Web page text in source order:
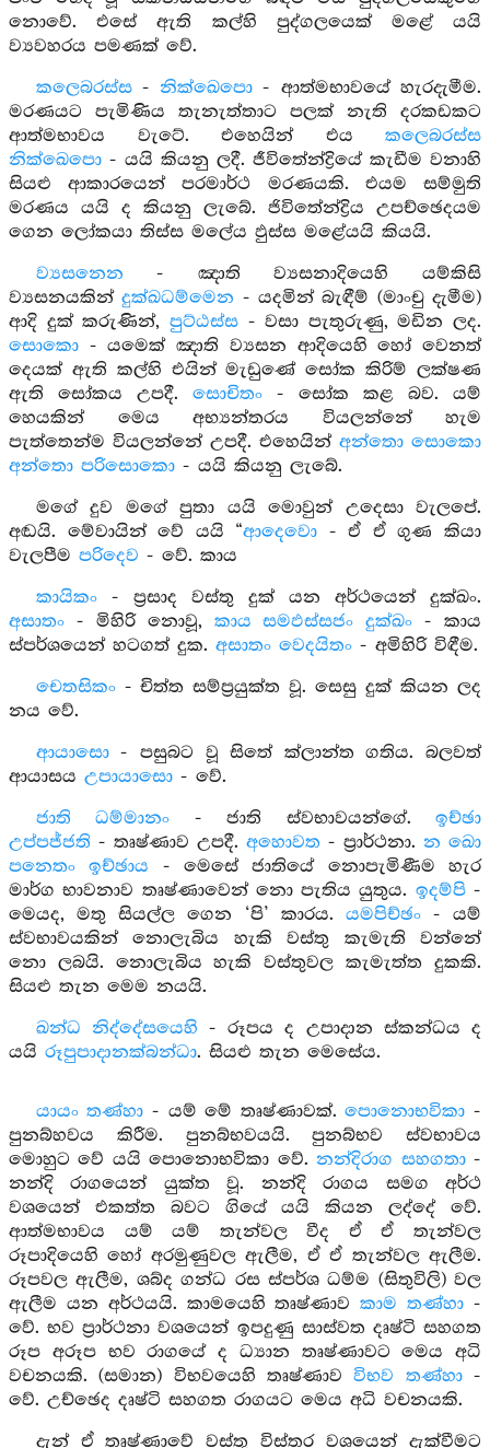
නොවේ. එසේ ඇති කල්හි පුද්ගලයෙක් මළේ යයි
ව්‍යවහරය පමණක් වේ.
කලෙබරස්ස-නික්ඛෙපො - ආත්මභාවයේ හැරදැමීම.
මරණයට පැමිණිය තැනැත්තාට පලක් නැති දරකඩකට
ආත්මභාවය වැටේ. එහෙයින් එය කලෙබරස්ස
නික්ඛෙපො - යයි කියනු ලදී. ජීවිතේන්ද්‍රියේ කැඩීම වනාහි
සියළු ආකාරයෙන් පරමාර්ථ මරණයකි. එයම සම්මුති
මරණය යයි ද කියනු ලැබේ. ජිවිතේන්ද්‍රිය උපච්ඡෙදයම
ගෙන ලෝකයා තිස්ස මලේය ඵුස්ස මළේයයි කියයි.
ව්‍යසනෙන - ඤාති ව්‍යසනාදියෙහි යම්කිසි
ව්‍යසනයකින්දුක්ඛධම්මෙන - යදමින් බැඳීම් (මාංචු දැමීම)
ආදි දුක් කරුණින්, පුට්ඨස්ස- වසා පැතුරුණු, මඩින ලද.
සොකො - යමෙක් ඤාති ව්‍යසන ආදියෙහි හෝ වෙනත්
දෙයක් ඇති කල්හි එයින් මැඩුණේ සෝක කිරිම් ලක්ෂණ
ඇති සෝකය උපදී. සොචිතං - සෝක කළ බව. යම්
හෙයකින් මෙය අභ්‍යන්තරය වියලන්නේ හැම
පැත්තෙන්ම වියලන්නේ උපදී. එහෙයින් අන්තො සොකො
අන්තො පරිසොකො - යයි කියනු ලැබේ.
මගේ දුව මගේ පුතා යයි මොවුන් උදෙසා වැලපේ.
අඬයි. මේවායින් වේ යයි “ආදෙවො - ඒ ඒ ගුණ කියා
වැලපීම පරිදෙව - වේ. කාය
කායිකං- ප්‍රසාද වස්තු දුක් යන අර්ථයෙන් දුක්ඛං.
අසාතං - මිහිරි නොවූ, කාය සමඵස්සජං දුක්ඛං - කාය
ස්පර්ශයෙන් හටගත් දුක. අසාතං වෙදයිතං - අමිහිරි විඳීම.
චෙතසිකං- චිත්ත සම්ප්‍රයුක්ත වූ. සෙසු දුක් කියන ලද
නය වේ.
ආයාසො- පසුබට වූ සිතේ ක්ලාන්ත ගතිය. බලවත්
ආයාසය උපායාසො - වේ.
ජාති ධම්මානං - ජාති ස්වභාවයන්ගේ.ඉච්ඡා
උප්පජ්ජති - තෘෂ්ණාව උපදී. අහොවත - ප්‍රාර්ථනා. න ඛො
පනෙතං ඉච්ඡාය - මෙසේ ජාතියේ නොපැමිණීම හැර
මාර්ග භාවනාව තෘෂ්ණාවෙන් නො පැතිය යුතුය. ඉදම්පි-
මෙයද, මතු සියල්ල ගෙන ‘පි’ කාරය. යමපිච්ඡං- යම්
ස්වභාවයකින් නොලැබිය හැකි වස්තු කැමැති වන්නේ
නො ලබයි. නොලැබිය හැකි වස්තුවල කැමැත්ත දුකකි.
සියළු තැන මෙම නයයි.
ඛන්ධ නිද්දේසයෙහි - රූපය ද උපාදාන ස්කන්ධය ද
යයි රූපුපාදානක්බන්ධා. සියළු තැන මෙසේය.
යායං තණ්හා - යම් මේ තෘෂ්ණාවක්.පොනොභවිකා -
පුනබ්හවය කිරීම. පුනබ්භවයයි. පුනබ්භව ස්වභාවය
මොහුට වේ යයි පොනොභවිකා වේ.නන්දිරාග සහගතා-
නන්දි රාගයෙන් යුක්ත වූ. නන්දි රාගය සමග අර්ථ
වශයෙන් එකත්ත බවට ගියේ යයි කියන ලද්දේ වේ.
ආත්මභාවය යම් යම් තැන්වල වීද ඒ ඒ තැන්වල
රූපාදියෙහි හෝ අරමුණුවල ඇලීම, ඒ ඒ තැන්වල ඇලීම.
රූපවල ඇලීම, ශබ්ද ගන්ධ රස ස්පර්ශ ධම්ම (සිතුවිලි) වල
ඇලීම යන අර්ථයයි. කාමයෙහි තෘෂ්ණාවකාම තණ්හා -
වේ. භව ප්‍රාර්ථනා වශයෙන් ඉපදුණු සාස්වත දෘෂ්ටි සහගත
රූප අරූප භව රාගයේ ද ධ්‍යාන තෘෂ්ණාවට මෙය අධි
වචනයකි. (සමාන) විභවයෙහි තෘෂ්ණාවවිභව තණ්හා-
වේ. උච්ඡෙද දෘෂ්ටි සහගත රාගයට මෙය අධි වචනයකි.
දැන් ඒ තෘෂ්ණාවේ වස්තු විස්තර වශයෙන් දැක්වීමට